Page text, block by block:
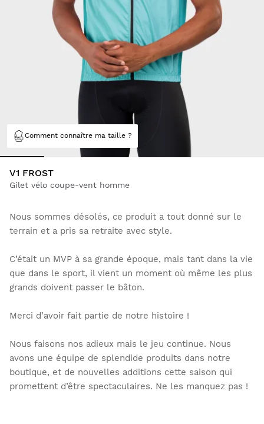
Comment connaître ma taille ?
V1 FROST
Gilet vélo coupe-vent homme
Nous sommes désolés, ce produit a tout donné sur le
terrain et a pris sa retraite avec style.
C’était un MVP à sa grande époque, mais tant dans la vie
que dans le sport, il vient un moment où même les plus
grands doivent passer le bâton.
Merci d’avoir fait partie de notre histoire !
Nous faisons nos adieux mais le jeu continue. Nous
avons une équipe de splendide produits dans notre
boutique, et de nouvelles additions cette saison qui
promettent d’être spectaculaires. Ne les manquez pas !